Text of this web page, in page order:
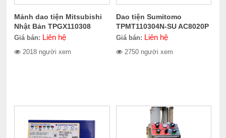
Mảnh dao tiện Mitsubishi
Nhật Bản TPGX110308
Giá bán: Liên hệ
2018 người xem
Dao tiện Sumitomo
TPMT110304N-SU AC8020P
Giá bán: Liên hệ
2750 người xem